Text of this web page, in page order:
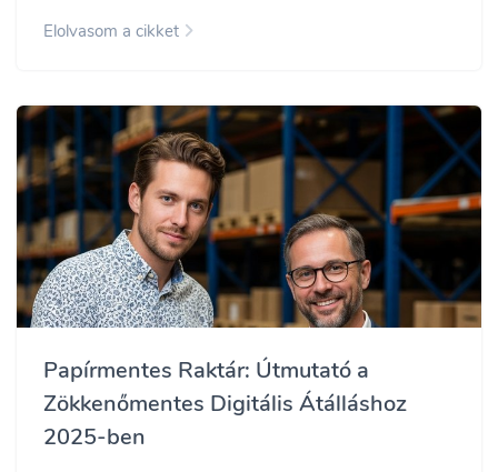
Elolvasom a cikket
Papírmentes Raktár: Útmutató a
Zökkenőmentes Digitális Átálláshoz
2025-ben